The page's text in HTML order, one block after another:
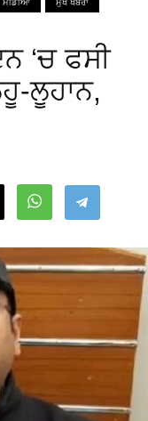
ਮੀਡੀਆ ਮੁੱਖ ਖਬਰਾਂ
‘ਚ ਫਸੀ
ਲੂਹਾਨ,